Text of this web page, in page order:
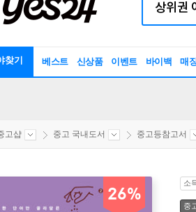
찾기 베스트 신상품 이벤트 바이백 매
고샵 중고 국내도서 중고등참고서
26%
소
중